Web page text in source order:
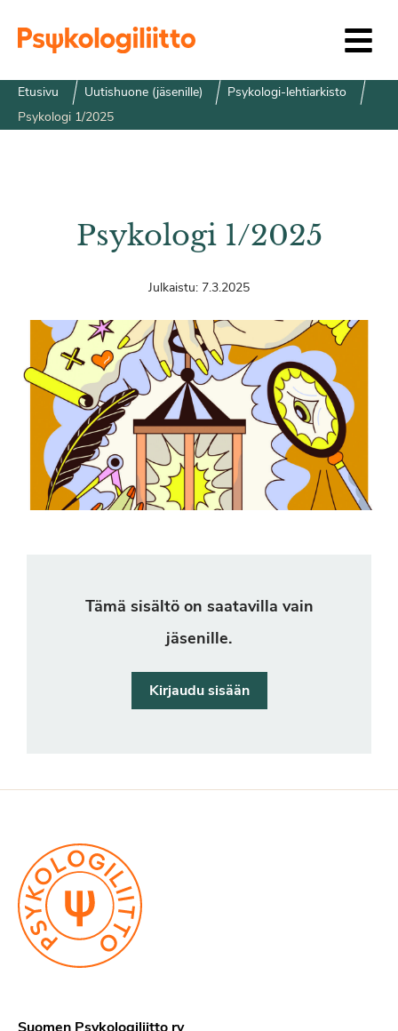
Etusivu Uutishuone (jäsenille)
Psykologi-lehtiarkisto
Psykologi 1/2025
Psykologi 1/2025
Julkaistu: 7.3.2025
Tämä sisältö on saatavilla vain
jäsenille.
Kirjaudu sisään